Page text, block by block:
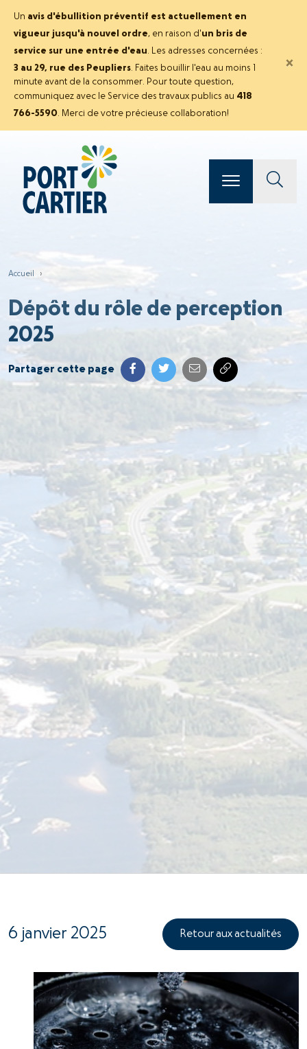
Un avis d'ébullition préventif est actuellement en
vigueur jusqu'à nouvel ordre, en raison d'un bris de
service sur une entrée d'eau. Les adresses concernées :
3 au 29, rue des Peupliers. Faites bouillir l'eau au moins 1
minute avant de la consommer. Pour toute question,
communiquez avec le Service des travaux publics au 418
766-5590. Merci de votre précieuse collaboration!
×
Accueil ›
Dépôt du rôle de perception
2025
Partager cette page
6 janvier 2025 Retour aux actualités